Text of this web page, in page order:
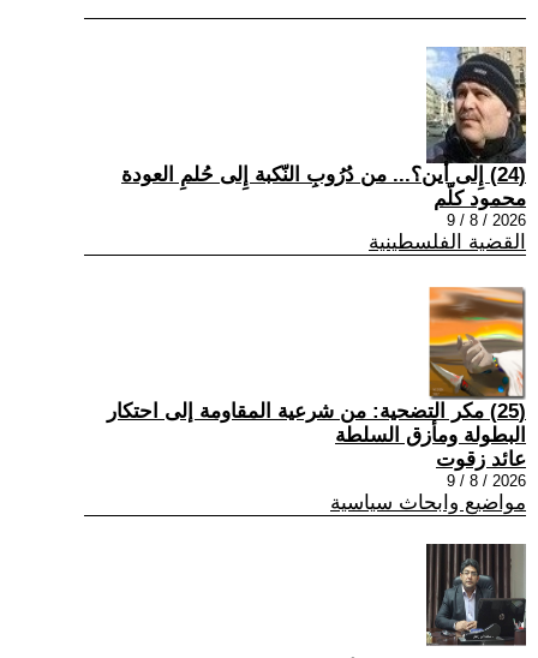
(24) إِلى أين؟... من دُرُوبِ النّكبة إِلى حُلمِ العودة
محمود كلّم
2026 / 8 / 9
القضية الفلسطينية
(25) مكر التضحية: من شرعية المقاومة إلى احتكار
البطولة ومأزق السلطة
عائد زقوت
2026 / 8 / 9
مواضيع وابحاث سياسية